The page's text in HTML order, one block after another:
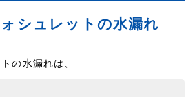
ォシュレットの水漏れ
の水漏れは、